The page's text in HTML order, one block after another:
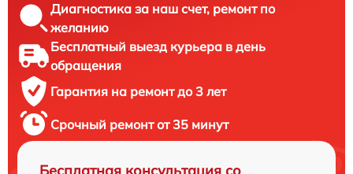
Диагностика за наш счет, ремонт по
желанию
Бесплатный выезд курьера в день
обращения
Гарантия на ремонт до 3 лет
Срочный ремонт от 35 минут